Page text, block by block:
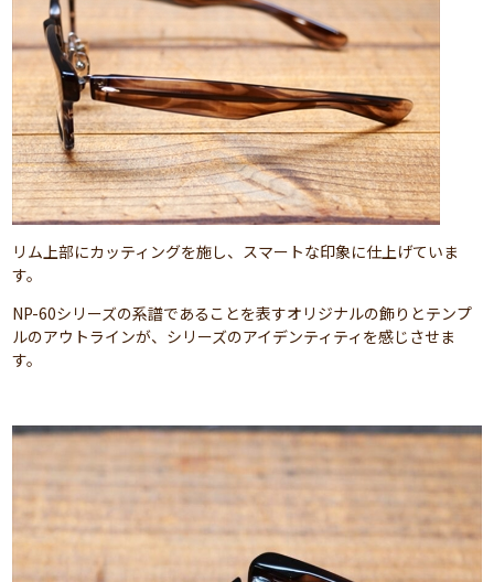
リム上部にカッティングを施し、スマートな印象に仕上げていま
す。
NP-60シリーズの系譜であることを表すオリジナルの飾りとテンプ
ルのアウトラインが、シリーズのアイデンティティを感じさせま
す。